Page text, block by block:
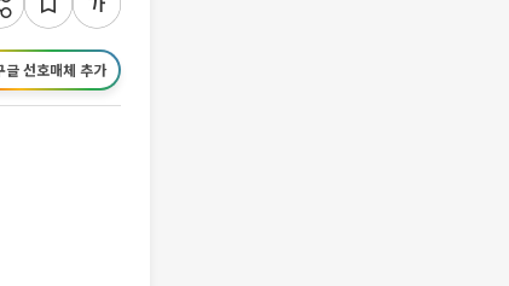
글 선호매체 추가